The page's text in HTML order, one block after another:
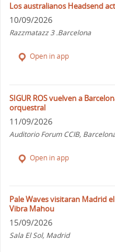
Los australianos Headsend
10/09/2026
Razzmatazz 3 .Barcelona
Open in app
SIGUR ROS vuelven a
orquestral
11/09/2026
Auditorio Forum CCIB,
Open in app
Pale Waves visitaran Madrid
Vibra Mahou
15/09/2026
Sala El Sol, Madrid